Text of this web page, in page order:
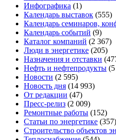
Инфографика (1)
Календарь выставок (555)
Календарь семинаров,
Календарь событий (9)
Каталог компаний (2 367)
Люди в энергетике (205)
Назначения и отставки
Нефть и нефтепродукты
Новости (2 595)
Новость дня (14 993)
От редакции (47)
Пресс-релиз (2 009)
Ремонтные работы (152)
Статьи по энергетике (357)
Строительство объектов